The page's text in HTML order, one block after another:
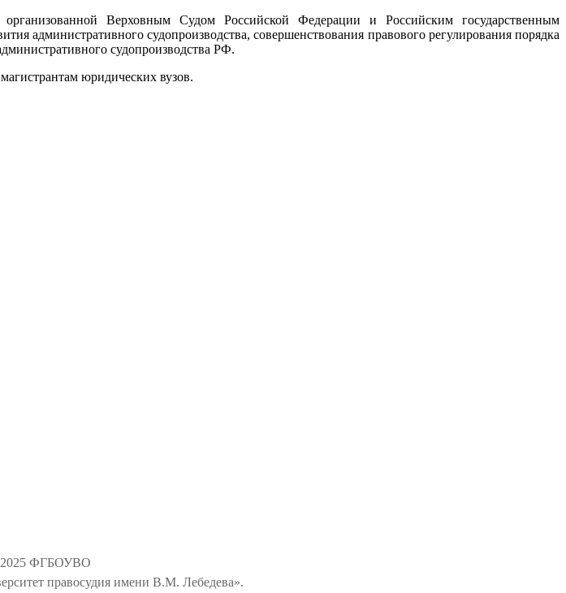
Верховным Судом Российской Федерации и Российским государственным
административного судопроизводства, совершенствования правового регулирования порядка
судопроизводства РФ.
юридических вузов.
2025 ФГБОУВО
правосудия имени В.М. Лебедева».